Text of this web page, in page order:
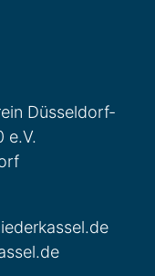
Düsseldorf-
e.V.